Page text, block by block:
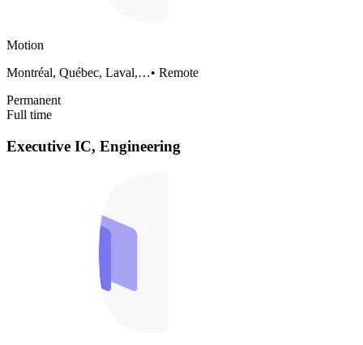
Motion
Montréal, Québec, Laval,…• Remote
Permanent
Full time
Executive IC, Engineering